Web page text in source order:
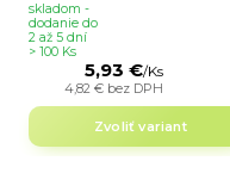
5,93 €/Ks
4,82 € bez DPH
skladom -
dodanie do
2 až 5 dní
> 100 Ks
Zvoliť variant